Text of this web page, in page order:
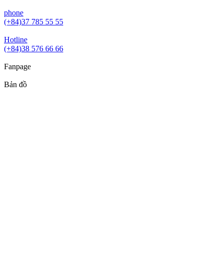
phone
(+84)37 785 55 55
Hotline
(+84)38 576 66 66
Fanpage
Bản đồ